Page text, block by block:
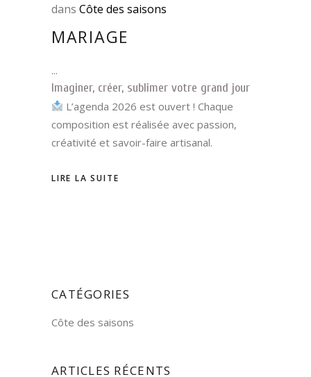
dans Côte des saisons
MARIAGE
Imaginer, créer, sublimer votre grand jour
L’agenda 2026 est ouvert ! Chaque
composition est réalisée avec passion,
créativité et savoir-faire artisanal.
LIRE LA SUITE
CATÉGORIES
Côte des saisons
ARTICLES RÉCENTS